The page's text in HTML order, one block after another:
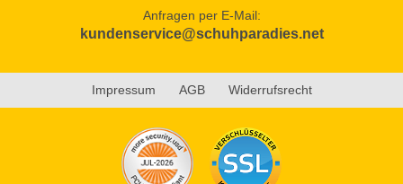
Anfragen per E-Mail:
kundenservice@schuhparadies.net
Impressum AGB Widerrufsrecht